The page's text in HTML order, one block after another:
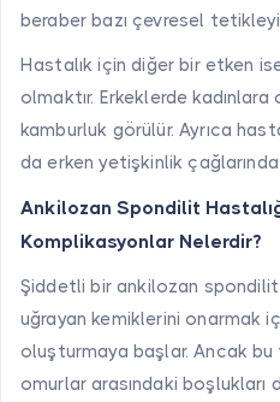
beraber bazı çevresel
Hastalık için diğer bir etken
olmaktır. Erkeklerde
kamburluk görülür. Ayrıca
da erken yetişkinlik
Ankilozan Spondilit
Komplikasyonlar Nelerdir?
Şiddetli bir ankilozan
uğrayan kemiklerini onarmak
oluşturmaya başlar. Ancak bu
omurlar arasındaki boşlukları